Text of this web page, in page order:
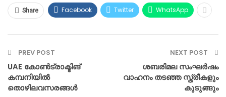
Share Facebook Twitter WhatsApp
PREV POST
UAE കോൺട്രാക്ടിങ്
കമ്പനിയിൽ
തൊഴിലവസരങ്ങൾ
NEXT POST
ശബരിമല സംഘർഷം
വാഹനം തടഞ്ഞ സ്ത്രീകളും
കുടുങ്ങും